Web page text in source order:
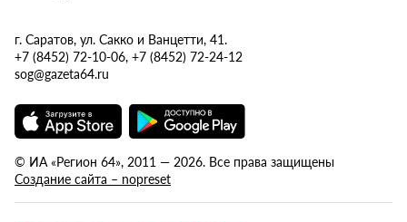
г. Саратов, ул. Сакко и Ванцетти, 41.
+7 (8452) 72-10-06, +7 (8452) 72-24-12
sog@gazeta64.ru
© ИА «Регион 64», 2011 — 2026. Все права защищены
Создание сайта – nopreset